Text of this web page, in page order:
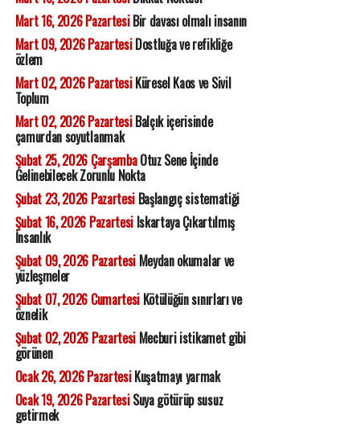
Mart 16, 2026 PazartesiBir davası olmalı insanın
Mart 09, 2026 PazartesiDostluğa ve refikliğe
özlem
Mart 02, 2026 PazartesiKüresel Kaos ve Sivil
Toplum
Mart 02, 2026 PazartesiBalçık içerisinde
çamurdan soyutlanmak
Şubat 25, 2026 ÇarşambaOtuz Sene İçinde
Gelinebilecek Zorunlu Nokta
Şubat 23, 2026 PazartesiBaşlangıç sistematiği
Şubat 16, 2026 PazartesiIskartaya Çıkartılmış
İnsanlık
Şubat 09, 2026 PazartesiMeydan okumalar ve
yüzleşmeler
Şubat 07, 2026 CumartesiKötülüğün sınırları ve
öznelik
Şubat 02, 2026 PazartesiMecburi istikamet gibi
görünen
Ocak 26, 2026 PazartesiKuşatmayı yarmak
Ocak 19, 2026 PazartesiSuya götürüp susuz
getirmek